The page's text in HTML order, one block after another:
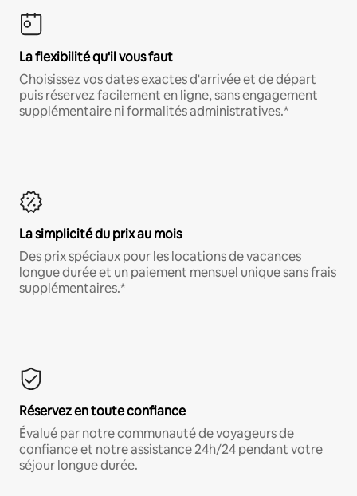
La flexibilité qu'il vous faut
Choisissez vos dates exactes d'arrivée et de départ
puis réservez facilement en ligne, sans engagement
supplémentaire ni formalités administratives.*
La simplicité du prix au mois
Des prix spéciaux pour les locations de vacances
longue durée et un paiement mensuel unique sans frais
supplémentaires.*
Réservez en toute confiance
Évalué par notre communauté de voyageurs de
confiance et notre assistance 24h/24 pendant votre
séjour longue durée.